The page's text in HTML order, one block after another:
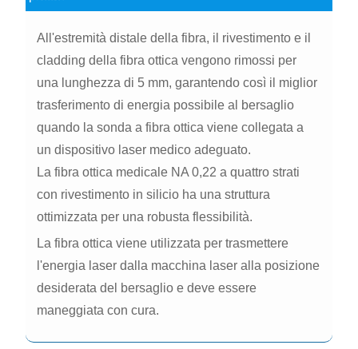
All'estremità distale della fibra, il rivestimento e il
cladding della fibra ottica vengono rimossi per
una lunghezza di 5 mm, garantendo così il miglior
trasferimento di energia possibile al bersaglio
quando la sonda a fibra ottica viene collegata a
un dispositivo laser medico adeguato.
La fibra ottica medicale NA 0,22 a quattro strati
con rivestimento in silicio ha una struttura
ottimizzata per una robusta flessibilità.
La fibra ottica viene utilizzata per trasmettere
l'energia laser dalla macchina laser alla posizione
desiderata del bersaglio e deve essere
maneggiata con cura.